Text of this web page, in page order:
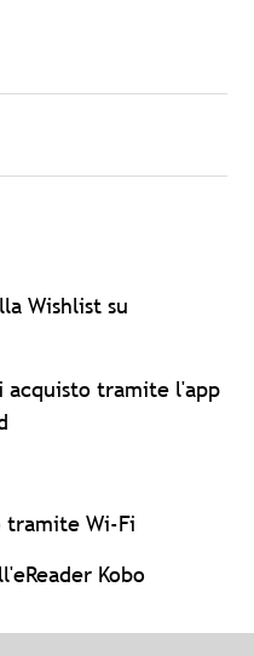
Wishlist su
acquisto tramite l'app
tramite Wi-Fi
Kobo